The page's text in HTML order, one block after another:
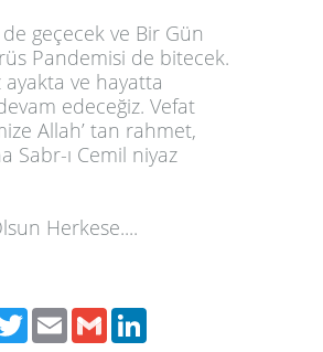
geçecek ve Bir Gün
Pandemisi de bitecek.
ayakta ve hayatta
edeceğiz. Vefat
Allah’ tan rahmet,
Sabr-ı Cemil niyaz
Herkese....
TwitterEmailGmail